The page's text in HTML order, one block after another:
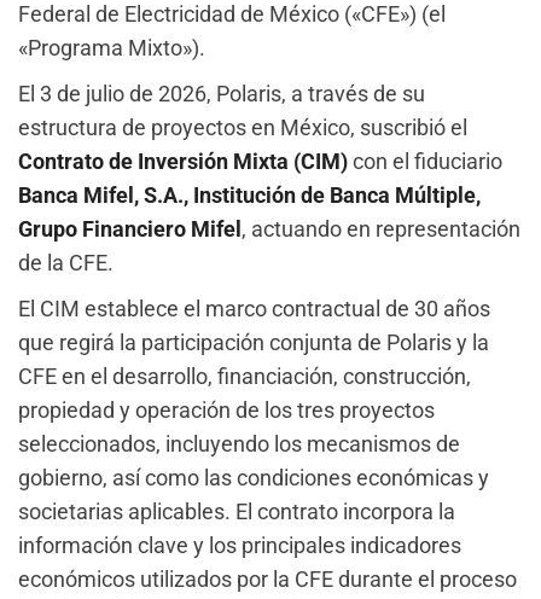
Federal de Electricidad de México («CFE») (el
«Programa Mixto»).
El 3 de julio de 2026, Polaris, a través de su
estructura de proyectos en México, suscribió el
Contrato de Inversión Mixta (CIM)con el fiduciario
Banca Mifel, S.A., Institución de Banca Múltiple,
Grupo Financiero Mifel , actuando en representación
de la CFE.
El CIM establece el marco contractual de 30 años
que regirá la participación conjunta de Polaris y la
CFE en el desarrollo, financiación, construcción,
propiedad y operación de los tres proyectos
seleccionados, incluyendo los mecanismos de
gobierno, así como las condiciones económicas y
societarias aplicables. El contrato incorpora la
información clave y los principales indicadores
económicos utilizados por la CFE durante el proceso